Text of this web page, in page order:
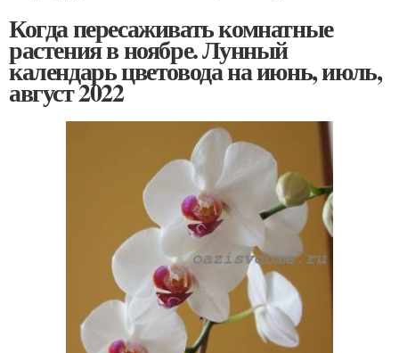
Когда пересаживать комнатные
растения в ноябре. Лунный
календарь цветовода на июнь, июль,
август 2022